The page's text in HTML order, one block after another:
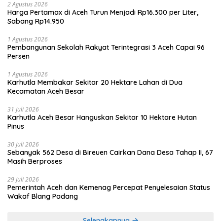
2 Agustus 2026
Harga Pertamax di Aceh Turun Menjadi Rp16.300 per Liter,
Sabang Rp14.950
1 Agustus 2026
Pembangunan Sekolah Rakyat Terintegrasi 3 Aceh Capai 96
Persen
1 Agustus 2026
Karhutla Membakar Sekitar 20 Hektare Lahan di Dua
Kecamatan Aceh Besar
31 Juli 2026
Karhutla Aceh Besar Hanguskan Sekitar 10 Hektare Hutan
Pinus
30 Juli 2026
Sebanyak 562 Desa di Bireuen Cairkan Dana Desa Tahap II, 67
Masih Berproses
29 Juli 2026
Pemerintah Aceh dan Kemenag Percepat Penyelesaian Status
Wakaf Blang Padang